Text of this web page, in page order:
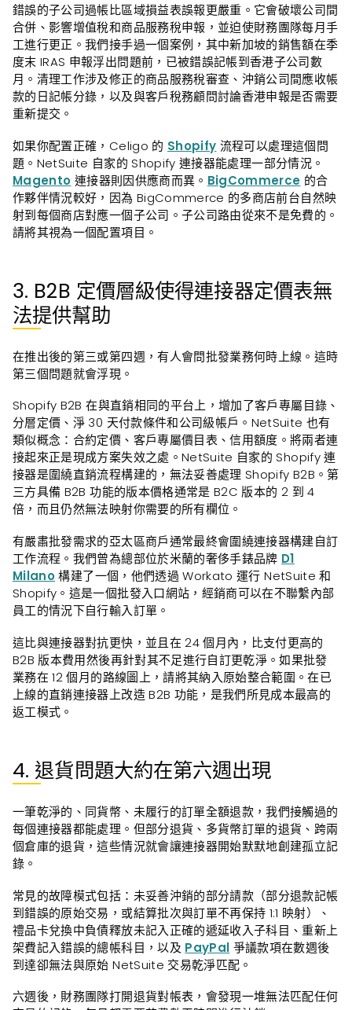
錯誤的子公司過帳比區域損益表誤報更嚴重。它會破壞公司間
合併、影響增值稅和商品服務稅申報，並迫使財務團隊每月手
工進行更正。我們接手過一個案例，其中新加坡的銷售額在季
度末 IRAS 申報浮出問題前，已被錯誤記帳到香港子公司數
月。清理工作涉及修正的商品服務稅審查、沖銷公司間應收帳
款的日記帳分錄，以及與客戶稅務顧問討論香港申報是否需要
重新提交。
如果你配置正確，Celigo 的 Shopify 流程可以處理這個問
題。NetSuite 自家的 Shopify 連接器能處理一部分情況。
Magento 連接器則因供應商而異。 BigCommerce 的合
作夥伴情況較好，因為 BigCommerce 的多商店前台自然映
射到每個商店對應一個子公司。子公司路由從來不是免費的。
請將其視為一個配置項目。
3. B2B 定價層級使得連接器定價表無
法提供幫助
在推出後的第三或第四週，有人會問批發業務何時上線。這時
第三個問題就會浮現。
Shopify B2B 在與直銷相同的平台上，增加了客戶專屬目錄、
分層定價、淨 30 天付款條件和公司級帳戶。NetSuite 也有
類似概念：合約定價、客戶專屬價目表、信用額度。將兩者連
接起來正是現成方案失效之處。NetSuite 自家的 Shopify 連
接器是圍繞直銷流程構建的，無法妥善處理 Shopify B2B。第
三方具備 B2B 功能的版本價格通常是 B2C 版本的 2 到 4
倍，而且仍然無法映射你需要的所有欄位。
有嚴肅批發需求的亞太區商戶通常最終會圍繞連接器構建自訂
工作流程。我們曾為總部位於米蘭的奢侈手錶品牌 D1
Milano構建了一個，他們透過 Workato 運行 NetSuite 和
Shopify。這是一個批發入口網站，經銷商可以在不聯繫內部
員工的情況下自行輸入訂單。
這比與連接器對抗更快，並且在 24 個月內，比支付更高的
B2B 版本費用然後再針對其不足進行自訂更乾淨。如果批發
業務在 12 個月的路線圖上，請將其納入原始整合範圍。在已
上線的直銷連接器上改造 B2B 功能，是我們所見成本最高的
返工模式。
4. 退貨問題大約在第六週出現
一筆乾淨的、同貨幣、未履行的訂單全額退款，我們接觸過的
每個連接器都能處理。但部分退貨、多貨幣訂單的退貨、跨兩
個倉庫的退貨，這些情況就會讓連接器開始默默地創建孤立記
錄。
常見的故障模式包括：未妥善沖銷的部分請款（部分退款記帳
到錯誤的原始交易，或結算批次與訂單不再保持 1:1 映射）、
禮品卡兌換中負債釋放未記入正確的遞延收入子科目、重新上
架費記入錯誤的總帳科目，以及 PayPal 爭議款項在數週後
到達卻無法與原始 NetSuite 交易乾淨匹配。
六週後，財務團隊打開退貨對帳表，會發現一堆無法匹配任何